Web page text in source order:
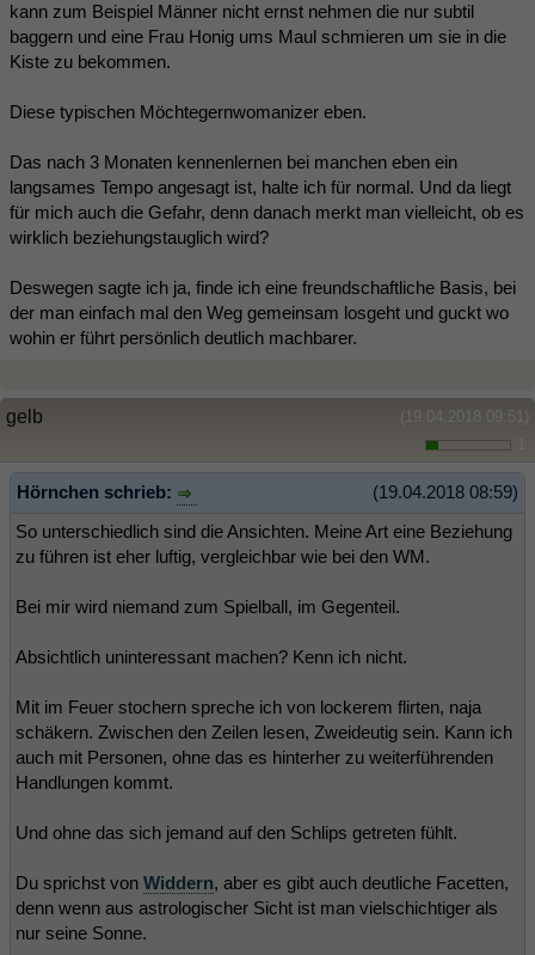
kann zum Beispiel Männer nicht ernst nehmen die nur subtil
baggern und eine Frau Honig ums Maul schmieren um sie in die
Kiste zu bekommen.
Diese typischen Möchtegernwomanizer eben.
Das nach 3 Monaten kennenlernen bei manchen eben ein
langsames Tempo angesagt ist, halte ich für normal. Und da liegt
für mich auch die Gefahr, denn danach merkt man vielleicht, ob es
wirklich beziehungstauglich wird?
Deswegen sagte ich ja, finde ich eine freundschaftliche Basis, bei
der man einfach mal den Weg gemeinsam losgeht und guckt wo
wohin er führt persönlich deutlich machbarer.
(19.04.2018 09:51)
gelb
(19.04.2018 08:59)
Hörnchen schrieb:
So unterschiedlich sind die Ansichten. Meine Art eine Beziehung
zu führen ist eher luftig, vergleichbar wie bei den WM.
Bei mir wird niemand zum Spielball, im Gegenteil.
Absichtlich uninteressant machen? Kenn ich nicht.
Mit im Feuer stochern spreche ich von lockerem flirten, naja
schäkern. Zwischen den Zeilen lesen, Zweideutig sein. Kann ich
auch mit Personen, ohne das es hinterher zu weiterführenden
Handlungen kommt.
Und ohne das sich jemand auf den Schlips getreten fühlt.
Du sprichst von Widdern, aber es gibt auch deutliche Facetten,
denn wenn aus astrologischer Sicht ist man vielschichtiger als
nur seine Sonne.